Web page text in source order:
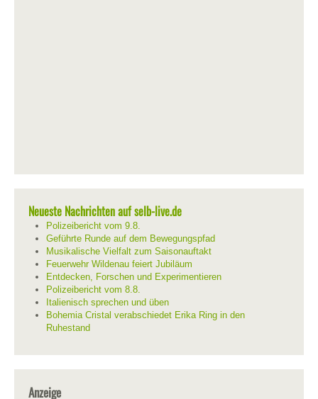
Neueste Nachrichten auf selb-live.de
Polizeibericht vom 9.8.
Geführte Runde auf dem Bewegungspfad
Musikalische Vielfalt zum Saisonauftakt
Feuerwehr Wildenau feiert Jubiläum
Entdecken, Forschen und Experimentieren
Polizeibericht vom 8.8.
Italienisch sprechen und üben
Bohemia Cristal verabschiedet Erika Ring in den
Ruhestand
Anzeige